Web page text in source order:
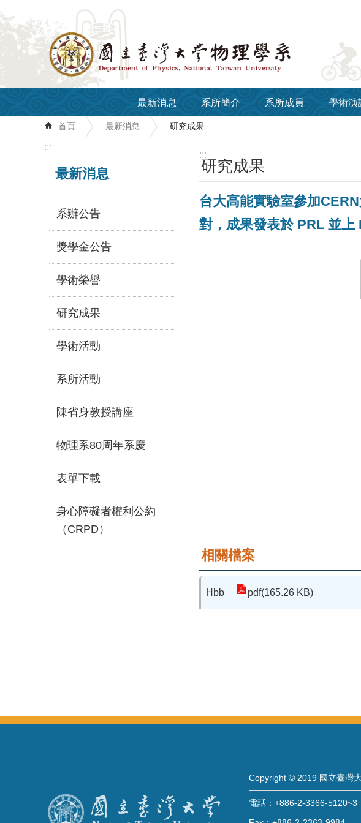
跳到主要內容區塊
最新消息 系所簡介 系所成員 學術演
首頁 最新消息 研究成果
:::
最新消息
系辦公告
獎學金公告
學術榮譽
研究成果
學術活動
系所活動
陳省身教授講座
物理系80周年系慶
表單下載
身心障礙者權利公約
（CRPD）
:::
研究成果
台大高能實驗室參加
對，成果發表於 PRL 並
相關檔案
Hbb pdf(165.26 KB)
Copyright © 2019 國立臺灣
電話：+886-2-3366-